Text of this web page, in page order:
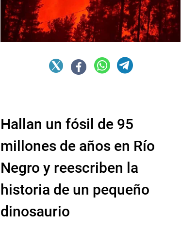
Hallan un fósil de 95
millones de años en Río
Negro y reescriben la
historia de un pequeño
dinosaurio